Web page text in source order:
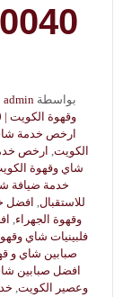
بواسطةadmin
وقهوة الكويت | 98970040 | صبابين شاي وقهوة
ارخص خدمة
الكويت, ارخص
شاي وقهوة
خدمة ضيافة
للاستقبال, افضل
وقهوة الجهراء,
فلبينيات شاي
صبابين شاي و
افضل صبابين
وعصير الكويت,